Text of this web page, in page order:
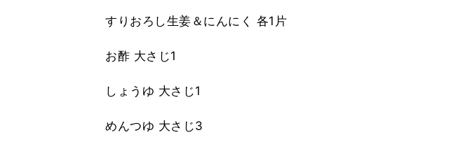
すりおろし生姜＆にんにく 各1片
お酢 大さじ1
しょうゆ 大さじ1
めんつゆ 大さじ3